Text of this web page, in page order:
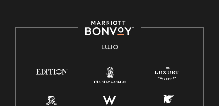
Derecho a trabajar inglés/español
Conozca sus derechos
Ley de licencia familiar y médica (FMLA)
LUJO